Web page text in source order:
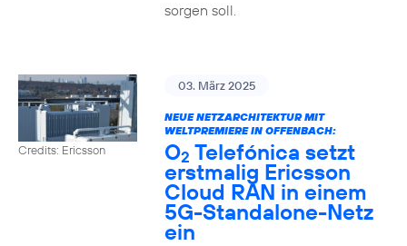
sorgen soll.
Credits: Ericsson
03. März 2025
NEUE NETZARCHITEKTUR MIT
WELTPREMIERE IN OFFENBACH:
O2 Telefónica setzt
erstmalig Ericsson
Cloud RAN in einem
5G-Standalone-Netz
ein